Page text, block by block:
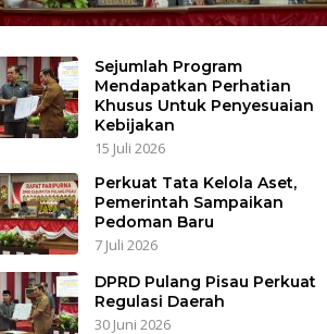
Sejumlah Program
Mendapatkan Perhatian
Khusus Untuk Penyesuaian
Kebijakan
15 Juli 2026
Perkuat Tata Kelola Aset,
Pemerintah Sampaikan
Pedoman Baru
7 Juli 2026
DPRD Pulang Pisau Perkuat
Regulasi Daerah
30 Juni 2026